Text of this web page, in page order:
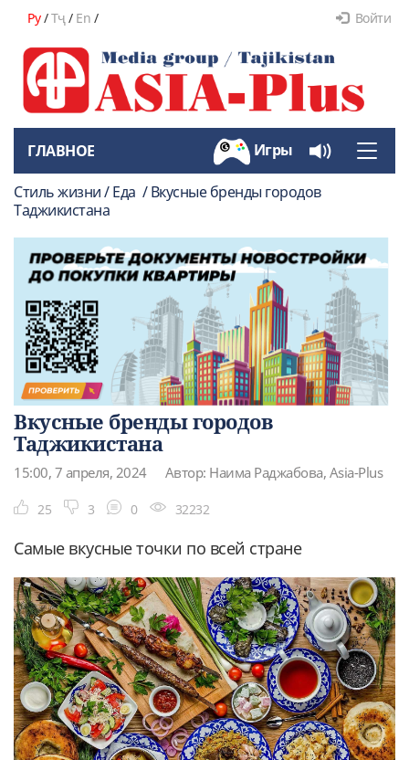
Ру/Тҷ/ En / Войти
Toggle
ГЛАВНОЕ Игры
Стиль жизни / Еда / Вкусные бренды городов
Таджикистана
Вкусные бренды городов
Таджикистана
15:00, 7 апреля, 2024 Автор: Наима Раджабова, Asia-Plus
25 3 0 32232
Самые вкусные точки по всей стране